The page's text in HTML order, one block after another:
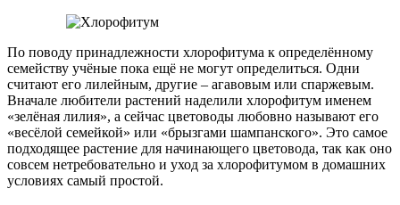
По поводу принадлежности хлорофитума к определённому
семейству учёные пока ещё не могут определиться. Одни
считают его лилейным, другие – агавовым или спаржевым.
Вначале любители растений наделили хлорофитум именем
«зелёная лилия», а сейчас цветоводы любовно называют его
«весёлой семейкой» или «брызгами шампанского». Это самое
подходящее растение для начинающего цветовода, так как оно
совсем нетребовательно и уход за хлорофитумом в домашних
условиях самый простой.